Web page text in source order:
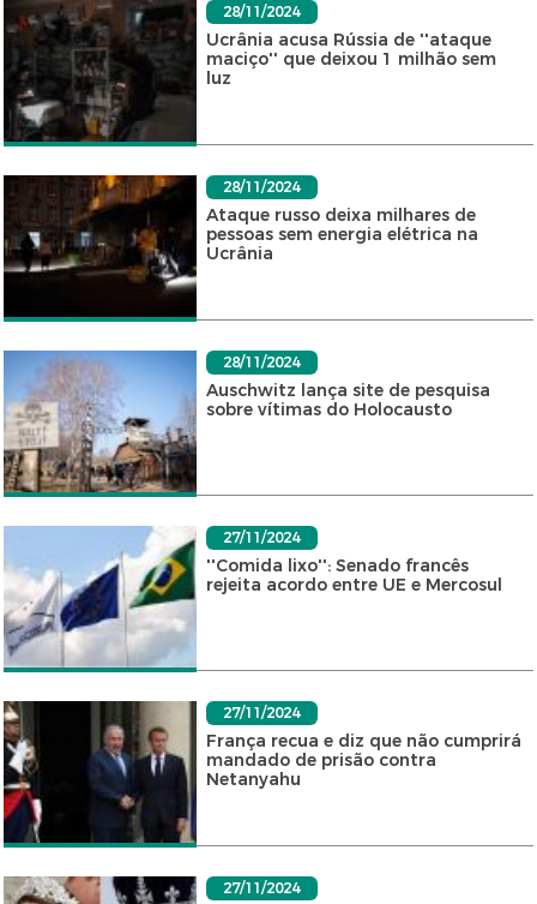
28/11/2024
Ucrânia acusa Rússia de ''ataque
maciço'' que deixou 1 milhão sem
luz
28/11/2024
Ataque russo deixa milhares de
pessoas sem energia elétrica na
Ucrânia
28/11/2024
Auschwitz lança site de pesquisa
sobre vítimas do Holocausto
27/11/2024
''Comida lixo'': Senado francês
rejeita acordo entre UE e Mercosul
27/11/2024
França recua e diz que não cumprirá
mandado de prisão contra
Netanyahu
27/11/2024